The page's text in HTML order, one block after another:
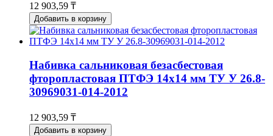
12 903,59 ₸
Добавить в корзину
Набивка сальниковая безасбестовая
фторопластовая ПТФЭ 14х14 мм ТУ У 26.8-
30969031-014-2012
12 903,59 ₸
Добавить в корзину